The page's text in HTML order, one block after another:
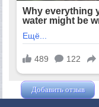
Добавить отзыв